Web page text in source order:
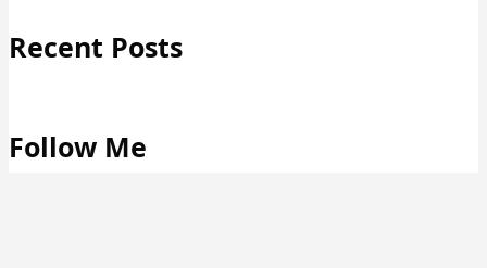
Recent Posts
Follow Me